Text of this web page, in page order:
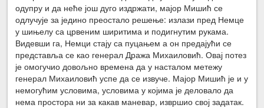
одупру и да неће још дуго издржати, мајор Мишић се
одлучује за једино преостало решење: излази пред Немце
у шињелу са црвеним ширитима и подигнутим рукама.
Видевши га, Немци стају са пуцањем а он предајући се
представља се као генерал Дража Михаиловић. Овај потез
је омогучио довољно времена да у насталом метежу
генерал Михаиловић успе да се извуче. Мајор Мишић је и у
немогућим условима, условима у којима је деловало да
нема простора ни за какав маневар, извршио свој задатак.